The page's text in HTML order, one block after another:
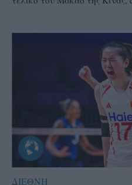
ΔΙΕΘΝΗ